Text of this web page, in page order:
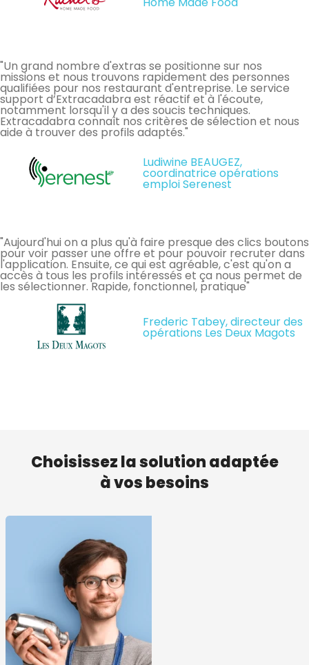
"Un grand nombre d'extras se positionne sur nos
missions et nous trouvons rapidement des personnes
qualifiées pour nos restaurant d'entreprise. Le service
support d’Extracadabra est réactif et à l'écoute,
notamment lorsqu'il y a des soucis techniques.
Extracadabra connaît nos critères de sélection et nous
aide à trouver des profils adaptés."
Ludiwine BEAUGEZ,
coordinatrice opérations
emploi Serenest
"Aujourd'hui on a plus qu'à faire presque des clics boutons
pour voir passer une offre et pour pouvoir recruter dans
l'application. Ensuite, ce qui est agréable, c'est qu'on a
accès à tous les profils intéressés et ça nous permet de
les sélectionner. Rapide, fonctionnel, pratique"
Frederic Tabey, directeur des
opérations Les Deux Magots
Choisissez la solution adaptée
à vos besoins